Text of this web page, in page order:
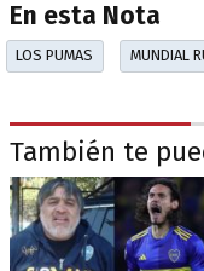
En esta Nota
LOS PUMAS MUNDIAL
También te